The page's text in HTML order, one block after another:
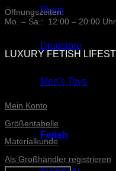
Plugs
Drugstore
Men's Toys
Fetish
Öffnungszeiten:
Mo. – Sa.: 12:00 – 20:00 Uhr
LUXURY FETISH
ONLINE-SERVICE
Mein Konto
Größentabelle
Materialkunde
Als Großhändler registrieren